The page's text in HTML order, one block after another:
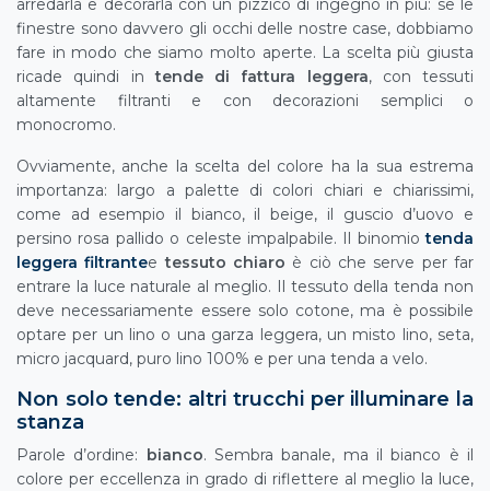
finestre sono davvero gli occhi delle nostre case, dobbiamo
fare in modo che siamo molto aperte. La scelta più giusta
ricade quindi intende di fattura leggera, con tessuti
altamente filtranti e con decorazioni semplici o
monocromo.
Ovviamente, anche la scelta del colore ha la sua estrema
importanza: largo a palette di colori chiari e chiarissimi,
come ad esempio il bianco, il beige, il guscio d’uovo e
persino rosa pallido o celeste impalpabile. Il binomiotenda
leggera filtrantee tessuto chiaro è ciò che serve per far
entrare la luce naturale al meglio. Il tessuto della tenda non
deve necessariamente essere solo cotone, ma è possibile
optare per un lino o una garza leggera, un misto lino, seta,
micro jacquard, puro lino 100% e per una tenda a velo.
Non solo tende: altri trucchi per illuminare la
stanza
Parole d’ordine: bianco. Sembra banale, ma il bianco è il
colore per eccellenza in grado di riflettere al meglio la luce,